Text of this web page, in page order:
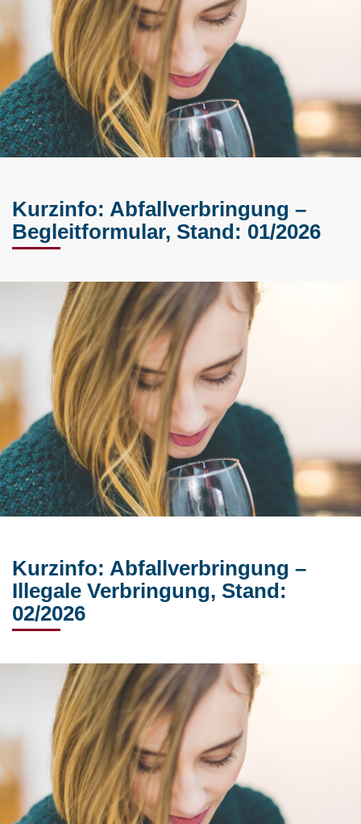
Kurzinfo: Abfallverbringung –
Begleitformular, Stand: 01/2026
Kurzinfo: Abfallverbringung –
Illegale Verbringung, Stand:
02/2026